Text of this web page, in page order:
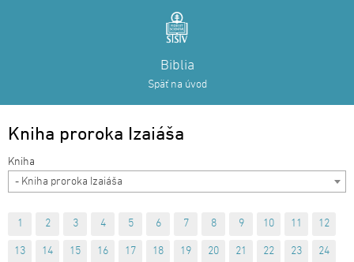
Biblia
Späť na úvod
Kniha proroka Izaiáša
- Kniha proroka Izaiáša
1 2 3 4 5 6 7 8 9 10 11 12
13 14 15 16 17 18 19 20 21 22 23 24